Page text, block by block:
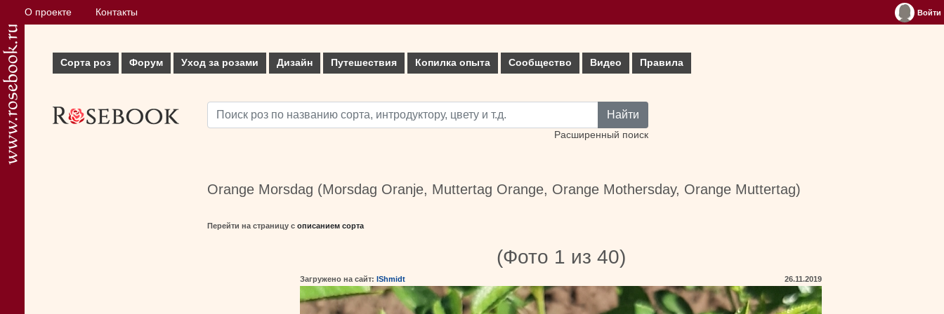
О проекте Контакты Войти
Сорта роз Форум Уход за розами Дизайн Путешествия Копилка опыта Сообщество Видео Правила
Найти
Расширенный поиск
Orange Morsdag (Morsdag Oranje, Muttertag Orange, Orange Mothersday, Orange Muttertag)
Перейти на страницу с описанием сорта
(Фото 1 из 40)
Загружено на сайт: IShmidt 26.11.2019